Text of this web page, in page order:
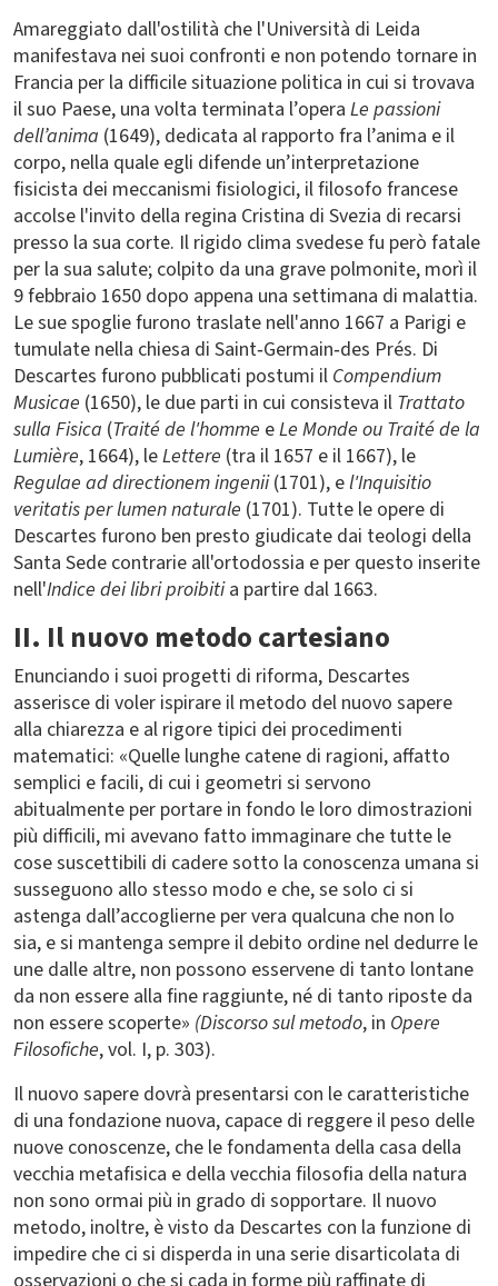
Amareggiato dall'ostilità che l'Università di Leida
manifestava nei suoi confronti e non potendo tornare in
Francia per la difficile situazione politica in cui si trovava
il suo Paese, una volta terminata l’opera Le passioni
dell’anima (1649), dedicata al rapporto fra l’anima e il
corpo, nella quale egli difende un’interpretazione
fisicista dei meccanismi fisiologici, il filosofo francese
accolse l'invito della regina Cristina di Svezia di recarsi
presso la sua corte. Il rigido clima svedese fu però fatale
per la sua salute; colpito da una grave polmonite, morì il
9 febbraio 1650 dopo appena una settimana di malattia.
Le sue spoglie furono traslate nell'anno 1667 a Parigi e
tumulate nella chiesa di Saint‑Germain‑des Prés. Di
Descartes furono pubblicati postumi il Compendium
Musicae (1650), le due parti in cui consisteva il Trattato
sulla Fisica (Traité de l'homme eLe Monde ou Traité de la
Lumière, 1664), leLettere (tra il 1657 e il 1667), le
Regulae ad directionem ingenii(1701), el'Inquisitio
veritatis per lumen naturale (1701). Tutte le opere di
Descartes furono ben presto giudicate dai teologi della
Santa Sede contrarie all'ortodossia e per questo inserite
nell'Indice dei libri proibitia partire dal 1663.
II. Il nuovo metodo cartesiano
Enunciando i suoi progetti di riforma, Descartes
asserisce di voler ispirare il metodo del nuovo sapere
alla chiarezza e al rigore tipici dei procedimenti
matematici: «Quelle lunghe catene di ragioni, affatto
semplici e facili, di cui i geometri si servono
abitualmente per portare in fondo le loro dimostrazioni
più difficili, mi avevano fatto immaginare che tutte le
cose suscettibili di cadere sotto la conoscenza umana si
susseguono allo stesso modo e che, se solo ci si
astenga dall’accoglierne per vera qualcuna che non lo
sia, e si mantenga sempre il debito ordine nel dedurre le
une dalle altre, non possono esservene di tanto lontane
da non essere alla fine raggiunte, né di tanto riposte da
non essere scoperte» (Discorso sul metodo, in Opere
Filosofiche, vol. I, p. 303).
Il nuovo sapere dovrà presentarsi con le caratteristiche
di una fondazione nuova, capace di reggere il peso delle
nuove conoscenze, che le fondamenta della casa della
vecchia metafisica e della vecchia filosofia della natura
non sono ormai più in grado di sopportare. Il nuovo
metodo, inoltre, è visto da Descartes con la funzione di
impedire che ci si disperda in una serie disarticolata di